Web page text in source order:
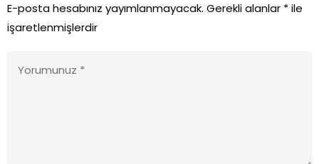
E-posta hesabınız yayımlanmayacak. Gerekli alanlar *ile
işaretlenmişlerdir